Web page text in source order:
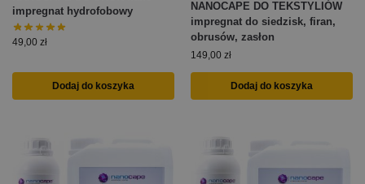
impregnat hydrofobowy
49,00 zł
Dodaj do koszyka
NANOCAPE DO TEKSTYLIÓW
impregnat do siedzisk, firan,
obrusów, zasłon
149,00 zł
Dodaj do koszyka